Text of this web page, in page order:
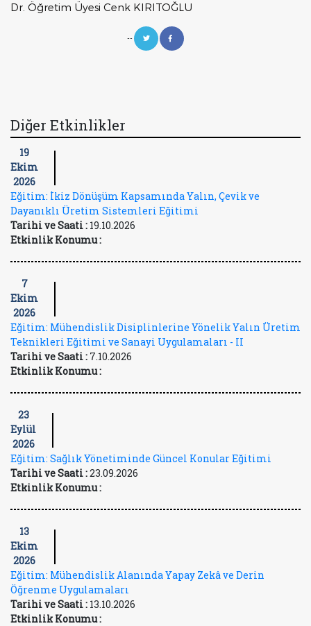
Dr. Öğretim Üyesi Cenk KIRITOĞLU
--
Diğer Etkinlikler
19
Ekim
2026
Eğitim: İkiz Dönüşüm Kapsamında Yalın, Çevik ve
Dayanıklı Üretim Sistemleri Eğitimi
Tarihi ve Saati : 19.10.2026
Etkinlik Konumu :
7
Ekim
2026
Eğitim: Mühendislik Disiplinlerine Yönelik Yalın Üretim
Teknikleri Eğitimi ve Sanayi Uygulamaları - II
Tarihi ve Saati : 7.10.2026
Etkinlik Konumu :
23
Eylül
2026
Eğitim: Sağlık Yönetiminde Güncel Konular Eğitimi
Tarihi ve Saati :23.09.2026
Etkinlik Konumu :
13
Ekim
2026
Eğitim: Mühendislik Alanında Yapay Zekâ ve Derin
Öğrenme Uygulamaları
Tarihi ve Saati : 13.10.2026
Etkinlik Konumu :